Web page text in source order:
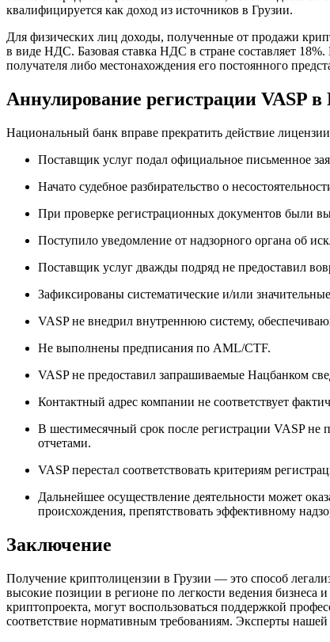
квалифицируется как доход из источников в Грузии.
Для физических лиц доходы, полученные от продажи
в виде НДС. Базовая ставка НДС в стране составляет
получателя либо местонахождения его постоянного
Аннулирование регистрации VASP в
Национальный банк вправе прекратить действие
Поставщик услуг подал официальное письменное
Начато судебное разбирательство о
При проверке регистрационных документов были
Поступило уведомление от надзорного органа об
Поставщик услуг дважды подряд не предоставил
Зафиксированы систематические и/или
VASP не внедрил внутреннюю систему,
Не выполнены предписания по AML/CTF.
VASP не предоставил запрашиваемые Нацбанком
Контактный адрес компании не соответствует
В шестимесячный срок после регистрации VASP не
отчетами.
VASP перестал соответствовать критериям
Дальнейшее осуществление деятельности может
происхождения, препятствовать эффективному
Заключение
Получение криптолицензии в Грузии — это способ
высокие позиции в регионе по легкости ведения
криптопроекта, могут воспользоваться поддержкой
соответствие нормативным требованиям. Эксперты нашей